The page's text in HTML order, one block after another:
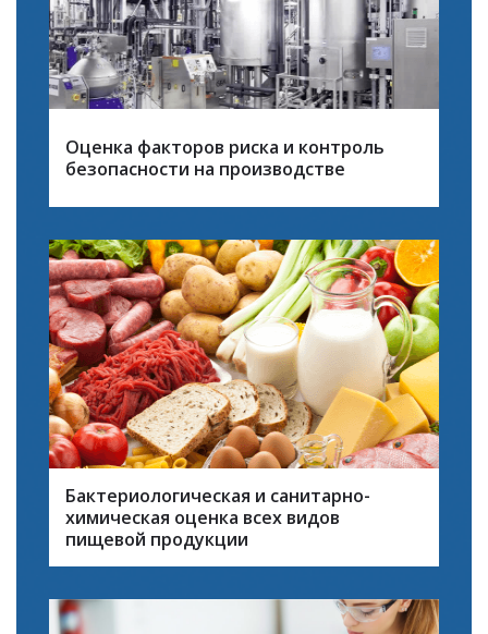
Оценка факторов риска и контроль
безопасности на производстве
Бактериологическая и санитарно-
химическая оценка всех видов
пищевой продукции